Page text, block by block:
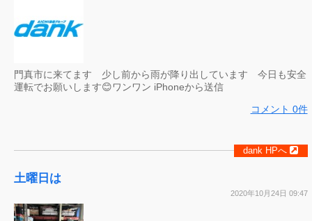
門真市に来てます 少し前から雨が降り出しています 今日も安全
運転でお願いします😊ワンワン iPhoneから送信
コメント 0件
土曜日は
dank HPへ
2020年10月24日 09:47